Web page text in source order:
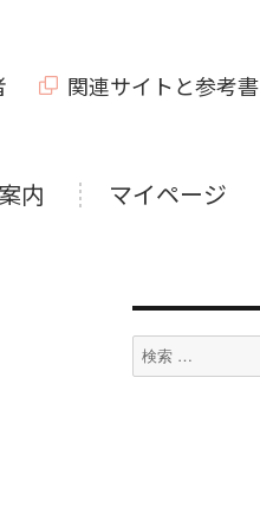
関連サイトと参考書
内 マイページ
検
索